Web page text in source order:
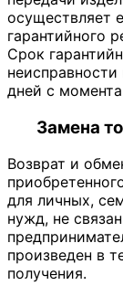
осуществляет
гарантийного
Срок
дней с
Замена
Возврат и
для личных,
нужд, не
произведен в
получения.